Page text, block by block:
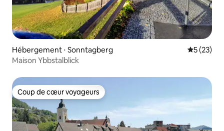
Hébergement ⋅ Sonntagberg
5 (23)
Maison Ybbstalblick
Coup de cœur voyageurs
Coup de cœur voyageurs